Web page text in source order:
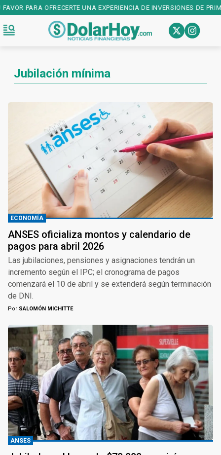
OFRECERTE UNA EXPERIENCIA DE INVERSIONES DE PRIMER
Jubilación mínima
ECONOMÍA
ANSES oficializa montos y calendario de
pagos para abril 2026
Las jubilaciones, pensiones y asignaciones tendrán un
incremento según el IPC; el cronograma de pagos
comenzará el 10 de abril y se extenderá según terminación
de DNI.
Por SALOMÓN MICHITTE
ANSES